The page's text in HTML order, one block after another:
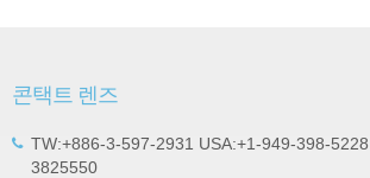
콘택트 렌즈
TW:+886-3-597-2931 USA:+1-949-398-
3825550